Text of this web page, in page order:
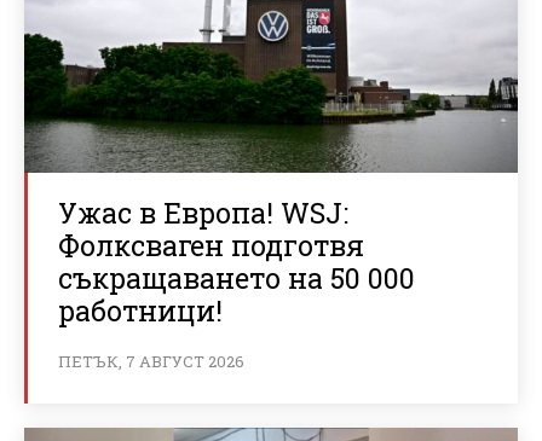
Ужас в Европа! WSJ:
Фолксваген подготвя
съкращаването на 50 000
работници!
ПЕТЪК, 7 АВГУСТ 2026